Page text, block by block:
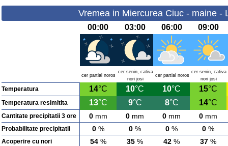
Vremea in Miercurea Ciuc - maine -
00:00 03:00 06:00 09:00
cer partial noros
cer senin, cativa
nori josi
cer partial noros
cer senin, cativa
nori josi
Temperatura 14°C 10°C 10°C 15°C
Temperatura resimitita 13°C 9°C 8°C 14°C
Cantitate precipitatii 3 ore 0 mm 0 mm 0 mm 0 mm
Probabilitate precipitatii 0 % 0 % 0 % 0 %
Acoperire cu nori 54 % 35 % 42 % 37 %